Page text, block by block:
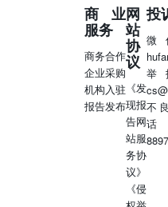
人发表的任何建议和观点均准确
发行人的看法和判断；分析师对
存在雷同的研究报告不负有任
。 免责声明 本报告仅供华创证
本公司”）的客户使用。本公司
视其为客户。 本报告所载资料
本公司不保证其准确性或完整
见及推测仅反映本公司于发布本
期，本公司可发出与本报告所载
告。本公司在知晓范围内履行
意见仅供参考，并不构成本公
价。本报告所载信息不构成对
商业
服务
商务合作
企业采购
机构入驻
报告发布
网
站
协
议
《发
现报
告网
站服
务协
议》
《侵
投
微
举
不